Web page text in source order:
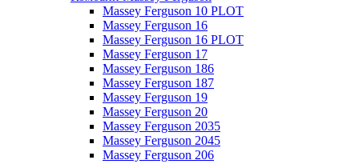
Massey Ferguson 10 PLOT
Massey Ferguson 16
Massey Ferguson 16 PLOT
Massey Ferguson 17
Massey Ferguson 186
Massey Ferguson 187
Massey Ferguson 19
Massey Ferguson 20
Massey Ferguson 2035
Massey Ferguson 2045
Massey Ferguson 206